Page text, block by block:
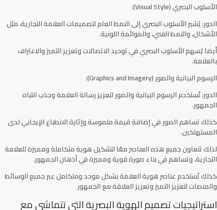
الأسلوب البصري (Visual Style):
الدور: يُشير الأسلوب البصري إلى النمط العام لتصميمات العلامة التجارية، مثل
الأشكال، والنمط الفني، والموائمة اللونية.
أيضا يُسهم الأسلوب البصري في توحيد الاتصالات وتعزيز التميز والاعتراف
بالعلامة.
الرسوم البيانية والصور (Graphics and Imagery):
الدور: تُستخدم الرسوم البيانية والصور لتعزيز رسالة العلامة وجذب انتباه
الجمهور.
كذلك تساهم الصور في إضافة قيمة ملموسة وإثارة الانطباع الإيجابي لدى
المستهلكين.
لذلك تتعاون جميع هذه العناصر معًا لتشكيل هوية متكاملة ومميزة للعلامة
التجارية، وتساهم في بناء صورة قوية ومميزة في أذهان الجمهور.
كذلك تُستخدم عناصر هوية العلامة بشكل موحد ومتكامل عبر جميع الوسائط
والمنصات لتعزيز التميز وتعزيز العلاقة مع الجمهور
استراتيجيات تصميم الهوية البصرية التي تتماشى مع